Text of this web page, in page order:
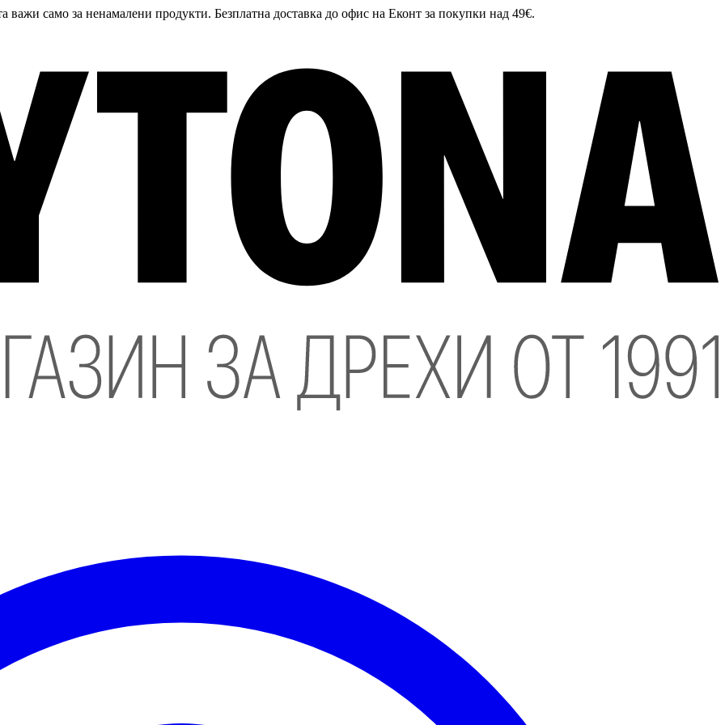
само за ненамалени продукти. Безплатна доставка до офис на Еконт за покупки над 49€.